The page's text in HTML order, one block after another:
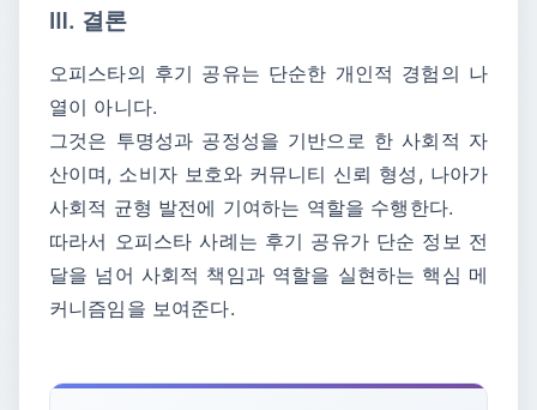
Ⅲ. 결론
오피스타의 후기 공유는 단순한 개인적 경험의 나
열이 아니다.
그것은 투명성과 공정성을 기반으로 한 사회적 자
산이며, 소비자 보호와 커뮤니티 신뢰 형성, 나아가
사회적 균형 발전에 기여하는 역할을 수행한다.
따라서 오피스타 사례는 후기 공유가 단순 정보 전
달을 넘어 사회적 책임과 역할을 실현하는 핵심 메
커니즘임을 보여준다.